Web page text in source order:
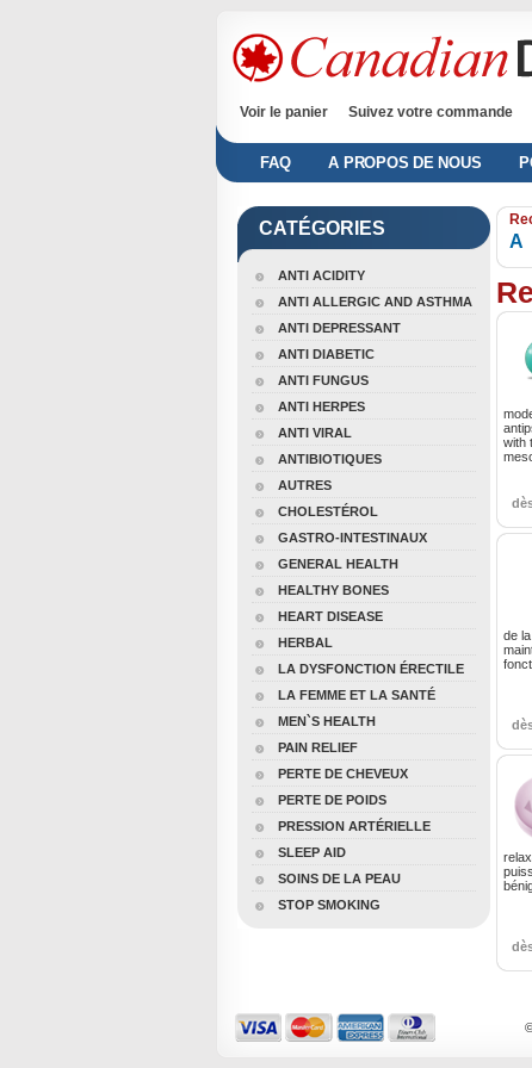
Voir le panier
Suivez votre commande
FAQ A PROPOS DE NOUS
CATÉGORIES
ANTI ACIDITY
ANTI ALLERGIC AND ASTHMA
ANTI DEPRESSANT
ANTI DIABETIC
ANTI FUNGUS
ANTI HERPES
ANTI VIRAL
ANTIBIOTIQUES
AUTRES
CHOLESTÉROL
GASTRO-INTESTINAUX
GENERAL HEALTH
HEALTHY BONES
HEART DISEASE
HERBAL
LA DYSFONCTION ÉRECTILE
LA FEMME ET LA SANTÉ
MEN`S HEALTH
PAIN RELIEF
PERTE DE CHEVEUX
PERTE DE POIDS
PRESSION ARTÉRIELLE
SLEEP AID
SOINS DE LA PEAU
STOP SMOKING
A
with
de